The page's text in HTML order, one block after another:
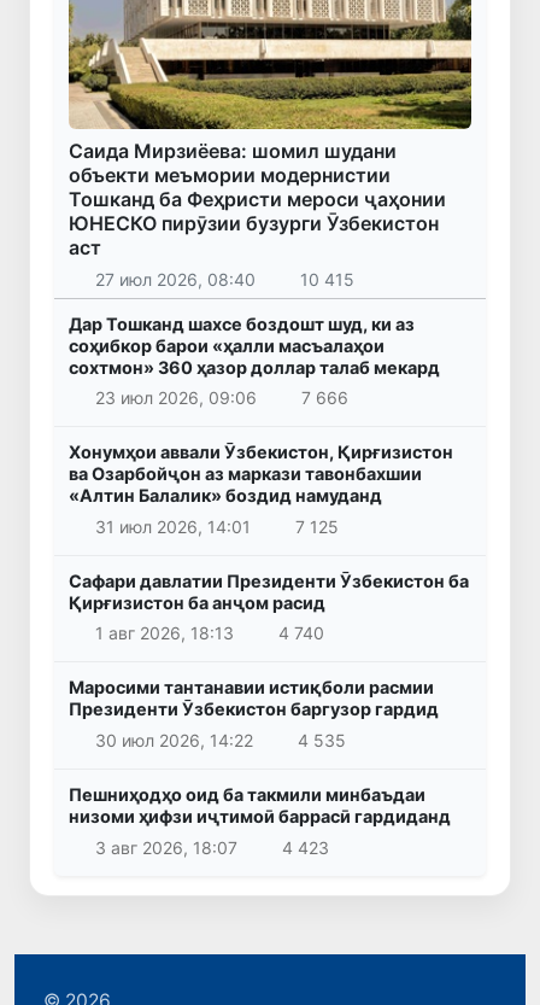
Саида Мирзиёева: шомил шудани
объекти меъмории модернистии
Тошканд ба Феҳристи мероси ҷаҳонии
ЮНЕСКО пирӯзии бузурги Ӯзбекистон
аст
27 июл 2026, 08:40 10 415
Дар Тошканд шахсе боздошт шуд, ки аз
соҳибкор барои «ҳалли масъалаҳои
сохтмон» 360 ҳазор доллар талаб мекард
23 июл 2026, 09:06
7 666
Хонумҳои аввали Ӯзбекистон, Қирғизистон
ва Озарбойҷон аз маркази тавонбахшии
«Алтин Балалик» боздид намуданд
31 июл 2026, 14:01
7 125
Сафари давлатии Президенти Ӯзбекистон ба
Қирғизистон ба анҷом расид
1 авг 2026, 18:13
4 740
Маросими тантанавии истиқболи расмии
Президенти Ӯзбекистон баргузор гардид
30 июл 2026, 14:22
4 535
Пешниҳодҳо оид ба такмили минбаъдаи
низоми ҳифзи иҷтимоӣ баррасӣ гардиданд
3 авг 2026, 18:07
4 423
© 2026